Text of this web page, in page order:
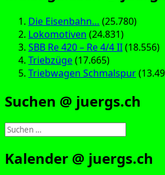
Die Eisenbahn… (25.780)
Lokomotiven (24.831)
SBB Re 420 – Re 4/4 II(18.556)
Triebzüge(17.665)
Triebwagen Schmalspur
Suchen @ juergs.ch
Suchen
nach:
Kalender @ juergs.ch